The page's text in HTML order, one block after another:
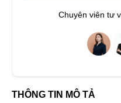
Chuyên viên tư
THÔNG TIN MÔ TẢ